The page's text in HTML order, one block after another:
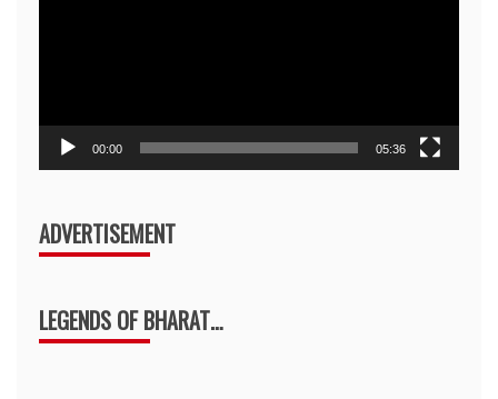
00:00 05:36
ADVERTISEMENT
LEGENDS OF BHARAT…